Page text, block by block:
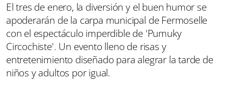
El tres de enero, la diversión y el buen humor se
apoderarán de la carpa municipal de Fermoselle
con el espectáculo imperdible de 'Pumuky
Circochiste'. Un evento lleno de risas y
entretenimiento diseñado para alegrar la tarde de
niños y adultos por igual.